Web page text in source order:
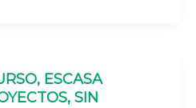
ESCASA
SIN